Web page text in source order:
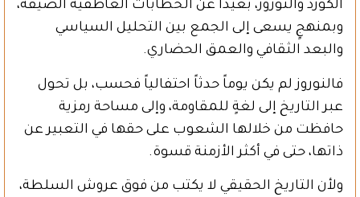
الكورد والنوروز، بعيداً عن الخطابات العاطفية الضيقة،
وبمنهجٍ يسعى إلى الجمع بين التحليل السياسي
والبعد الثقافي والعمق الحضاري.
فالنوروز لم يكن يوماً حدثاً احتفالياً فحسب، بل تحول
عبر التاريخ إلى لغةٍ للمقاومة، وإلى مساحة رمزية
حافظت من خلالها الشعوب على حقها في التعبير عن
ذاتها، حتى في أكثر الأزمنة قسوة.
ولأن التاريخ الحقيقي لا يكتب من فوق عروش السلطة،